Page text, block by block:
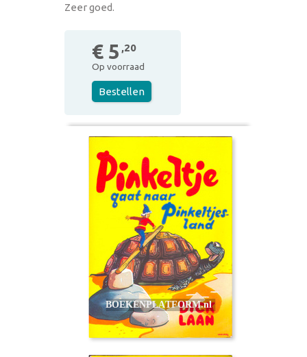
Zeer goed.
€ 5 ,20
Op voorraad
Bestellen